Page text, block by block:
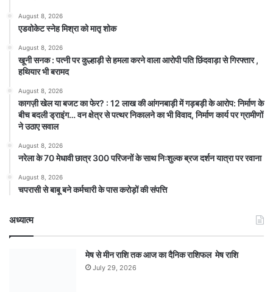
August 8, 2026
एडवोकेट स्नेह मिश्रा को मातृ शोक
August 8, 2026
खूनी सनक : पत्नी पर कुल्हाड़ी से हमला करने वाला आरोपी पति छिंदवाड़ा से गिरफ्तार ,
हथियार भी बरामद
August 8, 2026
कागज़ी खेल या बजट का फेर? : 12 लाख की आंगनबाड़ी में गड़बड़ी के आरोप: निर्माण के
बीच बदली ड्राइंग… वन क्षेत्र से पत्थर निकालने का भी विवाद, निर्माण कार्य पर ग्रामीणों
ने उठाए सवाल
August 8, 2026
नरेला के 70 मेधावी छात्र 300 परिजनों के साथ निःशुल्क ब्रज दर्शन यात्रा पर रवाना
August 8, 2026
चपरासी से बाबू बने कर्मचारी के पास करोड़ों की संपत्ति
अध्यात्म
मेष से मीन राशि तक आज का दैनिक राशिफल मेष राशि
July 29, 2026